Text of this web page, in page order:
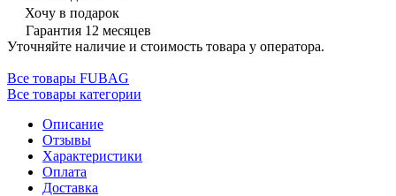
Хочу в подарок
Гарантия 12 месяцев
Уточняйте наличие и стоимость товара у оператора.
Все товары FUBAG
Все товары категории
Описание
Отзывы
Характеристики
Оплата
Доставка